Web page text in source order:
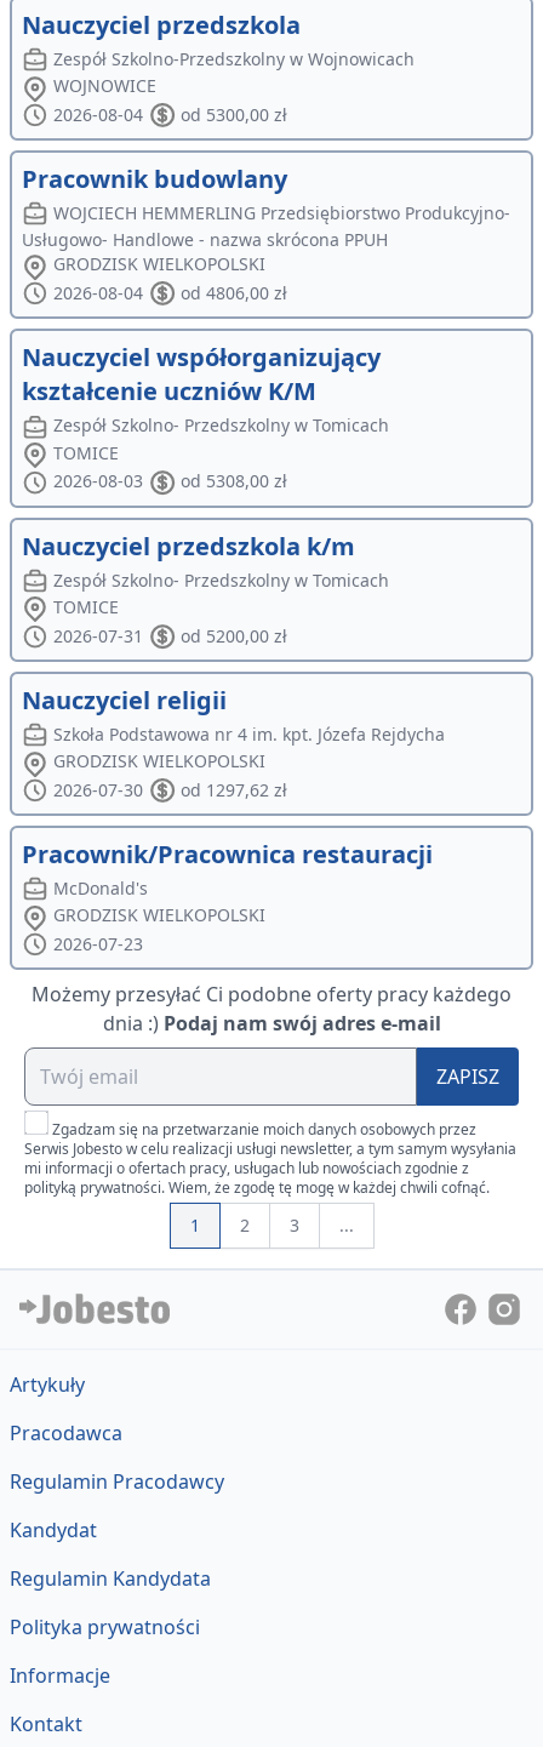
Nauczyciel przedszkola
Zespół Szkolno-Przedszkolny w Wojnowicach
WOJNOWICE
2026-08-04
od 5300,00 zł
Pracownik budowlany
WOJCIECH HEMMERLING Przedsiębiorstwo Produkcyjno-
Usługowo- Handlowe - nazwa skrócona PPUH
GRODZISK WIELKOPOLSKI
2026-08-04
od 4806,00 zł
Nauczyciel współorganizujący
kształcenie uczniów K/M
Zespół Szkolno- Przedszkolny w Tomicach
TOMICE
2026-08-03
od 5308,00 zł
Nauczyciel przedszkola k/m
Zespół Szkolno- Przedszkolny w Tomicach
TOMICE
2026-07-31
od 5200,00 zł
Nauczyciel religii
Szkoła Podstawowa nr 4 im. kpt. Józefa Rejdycha
GRODZISK WIELKOPOLSKI
2026-07-30
od 1297,62 zł
Pracownik/Pracownica restauracji
McDonald's
GRODZISK WIELKOPOLSKI
2026-07-23
Możemy przesyłać Ci podobne oferty pracy każdego
dnia :) Podaj nam swój adres e-mail
ZAPISZ
Zgadzam się na przetwarzanie moich danych osobowych przez
Serwis Jobesto w celu realizacji usługi newsletter, a tym samym wysyłania
mi informacji o ofertach pracy, usługach lub nowościach zgodnie z
polityką prywatności. Wiem, że zgodę tę mogę w każdej chwili cofnąć.
1 2 3 ...
Artykuły
Pracodawca
Regulamin Pracodawcy
Kandydat
Regulamin Kandydata
Polityka prywatności
Informacje
Kontakt